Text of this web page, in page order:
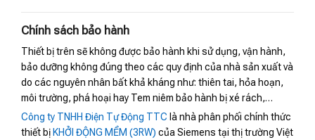
Chính sách bảo hành
Thiết bị trên sẽ không được bảo hành khi sử dụng, vận hành,
bảo dưỡng không đúng theo các quy định của nhà sản xuất và
do các nguyên nhân bất khả kháng như: thiên tai, hỏa hoạn,
môi trường, phá hoại hay Tem niêm bảo hành bị xé rách,…
Công ty TNHH Điện Tự Động TTC là nhà phân phối chính thức
thiết bị KHỞI ĐỘNG MỀM (3RW) của Siemens tại thị trường Việt